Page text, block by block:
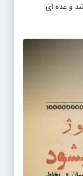
و عده ای